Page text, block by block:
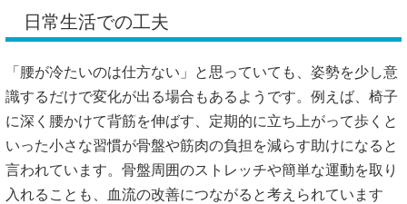
日常生活での工夫
「腰が冷たいのは仕方ない」と思っていても、姿勢を少し意
識するだけで変化が出る場合もあるようです。例えば、椅子
に深く腰かけて背筋を伸ばす、定期的に立ち上がって歩くと
いった小さな習慣が骨盤や筋肉の負担を減らす助けになると
言われています。骨盤周囲のストレッチや簡単な運動を取り
入れることも、血流の改善につながると考えられています